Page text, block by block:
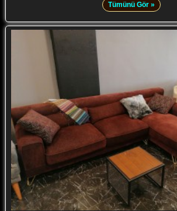
Tümünü Gör »